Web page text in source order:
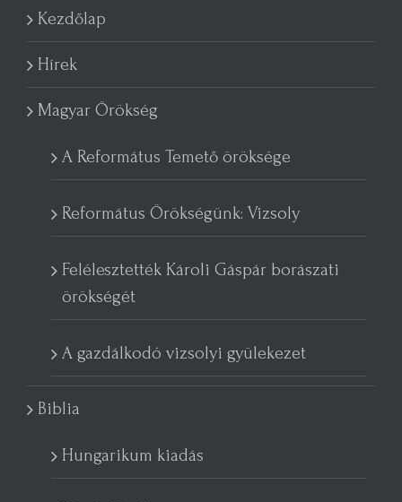
Kezdőlap
Hírek
Magyar Örökség
A Református Temető öröksége
Református Örökségünk: Vizsoly
Felélesztették Károli Gáspár borászati
örökségét
A gazdálkodó vizsolyi gyülekezet
Biblia
Hungarikum kiadás